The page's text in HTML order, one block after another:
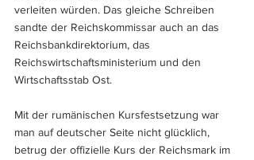
verleiten würden. Das gleiche Schreiben
sandte der Reichskommissar auch an das
Reichsbankdirektorium, das
Reichswirtschaftsministerium und den
Wirtschaftsstab Ost.
Mit der rumänischen Kursfestsetzung war
man auf deutscher Seite nicht glücklich,
betrug der offizielle Kurs der Reichsmark im